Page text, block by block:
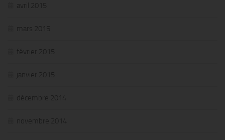
avril 2015
mars 2015
février 2015
janvier 2015
décembre 2014
novembre 2014